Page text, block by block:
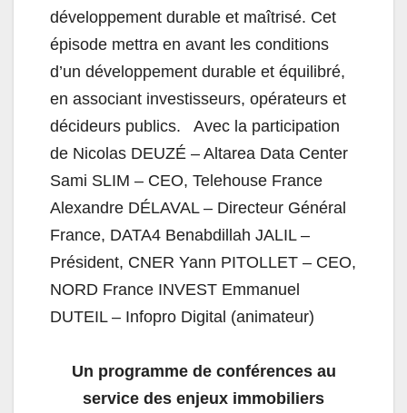
développement durable et maîtrisé. Cet
épisode mettra en avant les conditions
d’un développement durable et équilibré,
en associant investisseurs, opérateurs et
décideurs publics. Avec la participation
de Nicolas DEUZÉ – Altarea Data Center
Sami SLIM – CEO, Telehouse France
Alexandre DÉLAVAL – Directeur Général
France, DATA4 Benabdillah JALIL –
Président, CNER Yann PITOLLET – CEO,
NORD France INVEST Emmanuel
DUTEIL – Infopro Digital (animateur)
Un programme de conférences au
service des enjeux immobiliers